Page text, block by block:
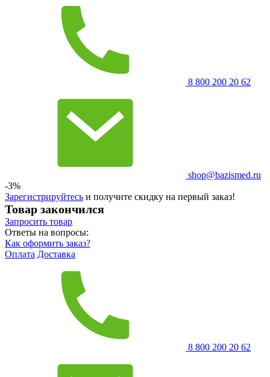
8 800 200 20 62
shop@bazismed.ru
-3%
Зарегистрируйтесь и получите скидку на первый заказ!
Товар закончился
Запросить товар
Ответы на вопросы:
Как оформить заказ?
Оплата Доставка
8 800 200 20 62